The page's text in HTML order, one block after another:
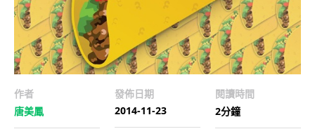
作者
唐美鳳
發佈日期
2014-11-23
閱讀時間
2分鐘